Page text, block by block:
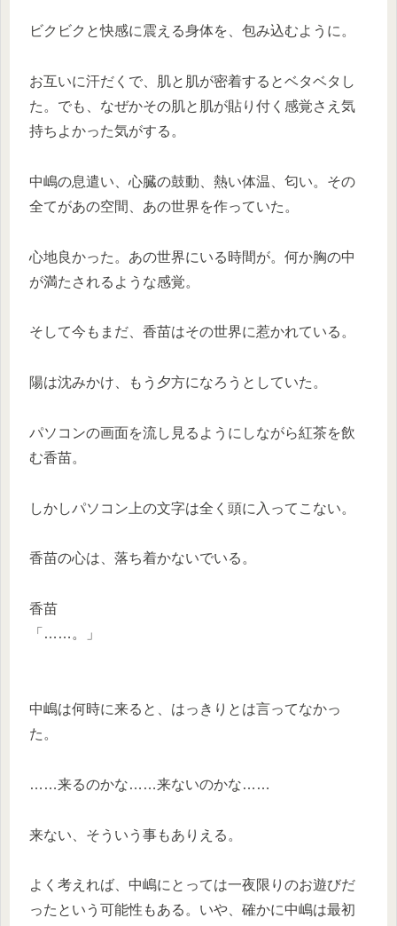
ビクビクと快感に震える身体を、包み込むように。
お互いに汗だくで、肌と肌が密着するとベタベタし
た。でも、なぜかその肌と肌が貼り付く感覚さえ気
持ちよかった気がする。
中嶋の息遣い、心臓の鼓動、熱い体温、匂い。その
全てがあの空間、あの世界を作っていた。
心地良かった。あの世界にいる時間が。何か胸の中
が満たされるような感覚。
そして今もまだ、香苗はその世界に惹かれている。
陽は沈みかけ、もう夕方になろうとしていた。
パソコンの画面を流し見るようにしながら紅茶を飲
む香苗。
しかしパソコン上の文字は全く頭に入ってこない。
香苗の心は、落ち着かないでいる。
香苗
「……。」
中嶋は何時に来ると、はっきりとは言ってなかっ
た。
……来るのかな……来ないのかな……
来ない、そういう事もありえる。
よく考えれば、中嶋にとっては一夜限りのお遊びだ
ったという可能性もある。いや、確かに中嶋は最初